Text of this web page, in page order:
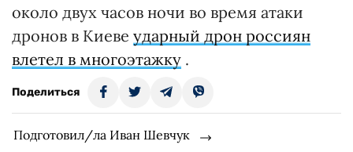
около двух часов ночи во время атаки
дронов в Киеве ударный дрон россиян
влетел в многоэтажку .
Поделиться
Подготовил/ла Иван Шевчук